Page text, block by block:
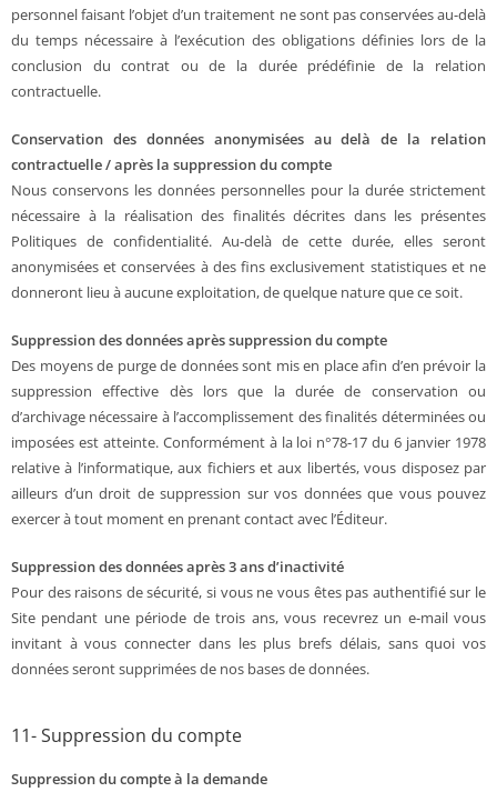
personnel faisant l’objet d’un traitement ne sont pas conservées au-delà
du temps nécessaire à l’exécution des obligations définies lors de la
conclusion du contrat ou de la durée prédéfinie de la relation
contractuelle.
Conservation des données anonymisées au delà de la relation
contractuelle / après la suppression du compte
Nous conservons les données personnelles pour la durée strictement
nécessaire à la réalisation des finalités décrites dans les présentes
Politiques de confidentialité. Au-delà de cette durée, elles seront
anonymisées et conservées à des fins exclusivement statistiques et ne
donneront lieu à aucune exploitation, de quelque nature que ce soit.
Suppression des données après suppression du compte
Des moyens de purge de données sont mis en place afin d’en prévoir la
suppression effective dès lors que la durée de conservation ou
d’archivage nécessaire à l’accomplissement des finalités déterminées ou
imposées est atteinte. Conformément à la loi n°78-17 du 6 janvier 1978
relative à l’informatique, aux fichiers et aux libertés, vous disposez par
ailleurs d’un droit de suppression sur vos données que vous pouvez
exercer à tout moment en prenant contact avec l’Éditeur.
Suppression des données après 3 ans d’inactivité
Pour des raisons de sécurité, si vous ne vous êtes pas authentifié sur le
Site pendant une période de trois ans, vous recevrez un e-mail vous
invitant à vous connecter dans les plus brefs délais, sans quoi vos
données seront supprimées de nos bases de données.
11- Suppression du compte
Suppression du compte à la demande